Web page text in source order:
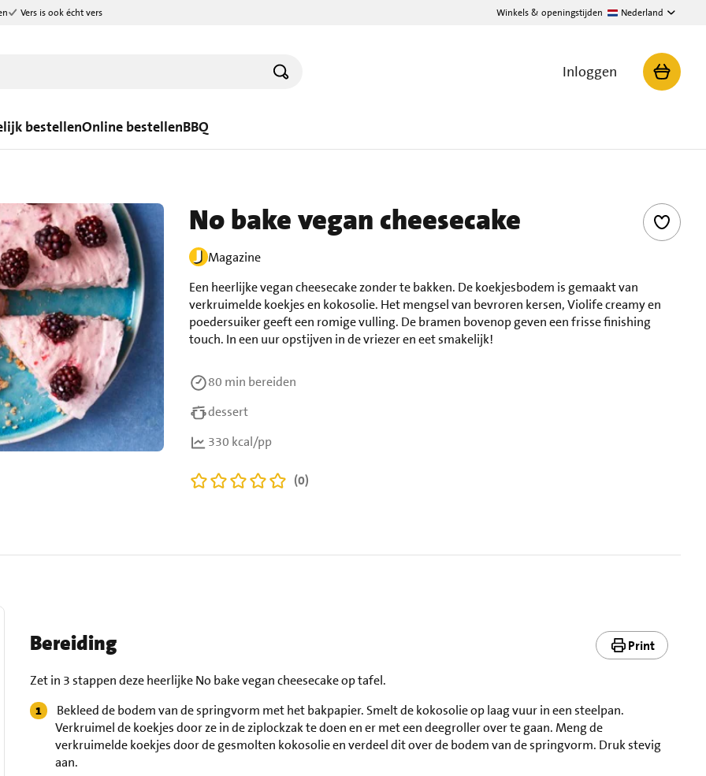
Vers is ook écht vers Winkels & openingstijden Nederland
Inloggen
bestellenOnline bestellenBBQ
No bake vegan cheesecake
Magazine
Een heerlijke vegan cheesecake zonder te bakken. De koekjesbodem is gemaakt van
verkruimelde koekjes en kokosolie. Het mengsel van bevroren kersen, Violife creamy en
poedersuiker geeft een romige vulling. De bramen bovenop geven een frisse finishing
touch. In een uur opstijven in de vriezer en eet smakelijk!
80 min bereiden
dessert
330 kcal/pp
(0)
Bereiding Print
Zet in 3 stappen deze heerlijke No bake vegan cheesecake op tafel.
Bekleed de bodem van de springvorm met het bakpapier. Smelt de kokosolie op laag vuur in een steelpan.
Verkruimel de koekjes door ze in de ziplockzak te doen en er met een deegroller over te gaan. Meng de
verkruimelde koekjes door de gesmolten kokosolie en verdeel dit over de bodem van de springvorm. Druk stevig
aan.